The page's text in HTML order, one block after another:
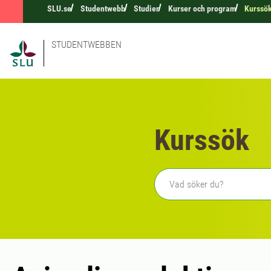
SLU.se Studentwebb Studier Kurser och program
STUDENTWEBBEN
Kurssök
Fritext sökning